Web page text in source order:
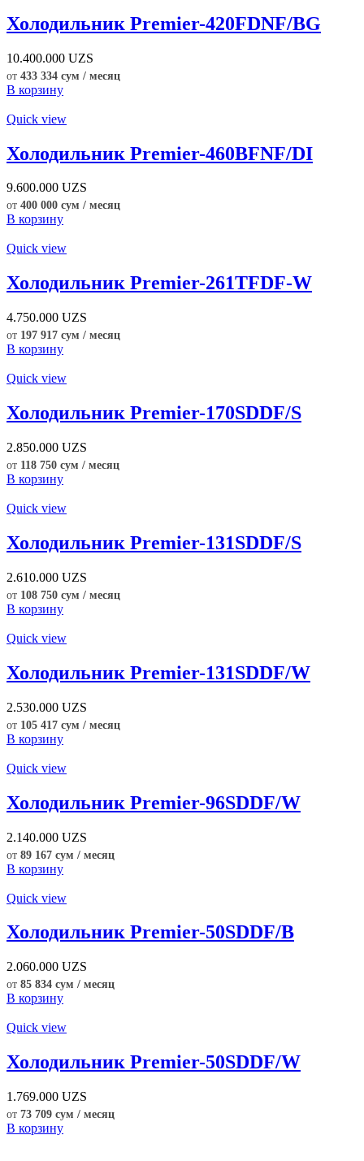
Холодильник Premier-420FDNF/BG
10.400.000 UZS
от 433 334 сум / месяц
В корзину
Quick view
Холодильник Premier-460BFNF/DI
9.600.000 UZS
от 400 000 сум / месяц
В корзину
Quick view
Холодильник Premier-261TFDF-W
4.750.000 UZS
от 197 917 сум / месяц
В корзину
Quick view
Холодильник Premier-170SDDF/S
2.850.000 UZS
от 118 750 сум / месяц
В корзину
Quick view
Холодильник Premier-131SDDF/S
2.610.000 UZS
от 108 750 сум / месяц
В корзину
Quick view
Холодильник Premier-131SDDF/W
2.530.000 UZS
от 105 417 сум / месяц
В корзину
Quick view
Холодильник Premier-96SDDF/W
2.140.000 UZS
от 89 167 сум / месяц
В корзину
Quick view
Холодильник Premier-50SDDF/B
2.060.000 UZS
от 85 834 сум / месяц
В корзину
Quick view
Холодильник Premier-50SDDF/W
1.769.000 UZS
от 73 709 сум / месяц
В корзину